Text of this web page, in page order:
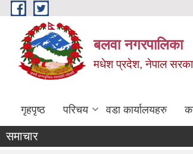
Skip to main content
बलवा नगरपालिका
मधेश प्रदेश, नेपाल
गृहपृष्ठ परिचय वडा कार्यालयहरु
समाचार